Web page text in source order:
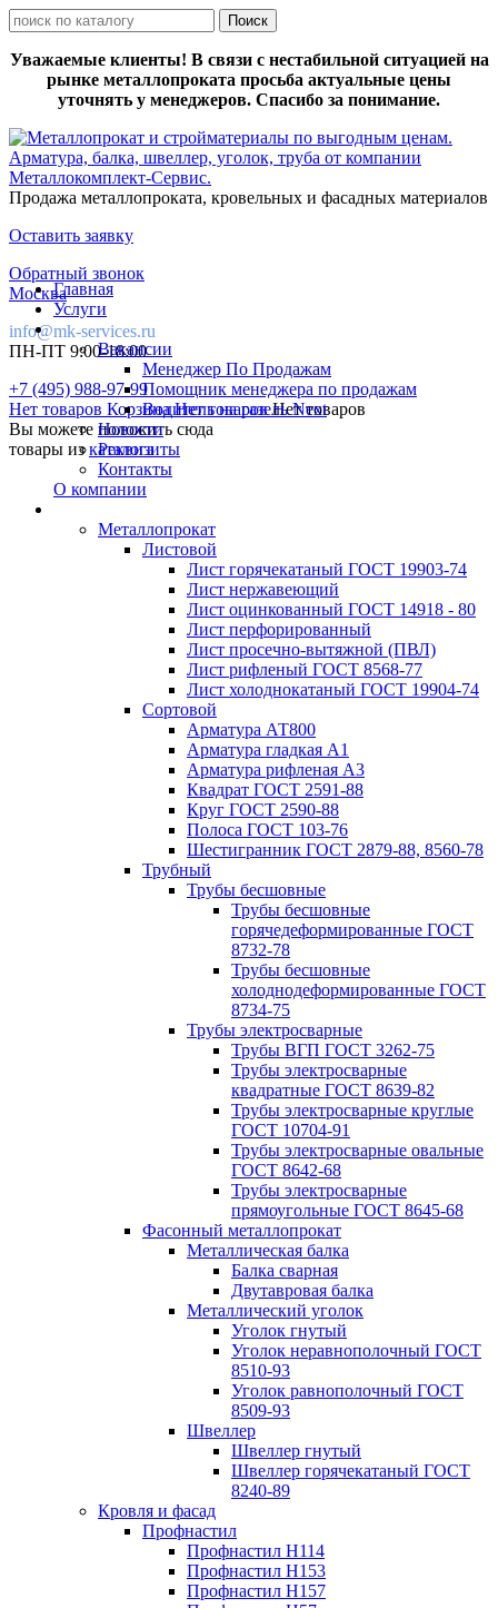
Уважаемые клиенты! В связи с нестабильной ситуацией на
рынке металлопроката просьба актуальные цены
уточнять у менеджеров. Спасибо за понимание.
Продажа металлопроката, кровельных и фасадных материалов
Оставить заявку
Обратный звонок
Москва
info@mk-services.ru
ПН-ПТ 9:00-18:00
+7 (495) 988-97-99
Нет товаров КорзинаНет товаровНет товаров
Вы можете положить сюда
товары изкаталога
Главная
Услуги
Вакансии
Менеджер По Продажам
Помощник менеджера по продажам
Водитель на газель Next
Новости
Реквизиты
Контакты
О компании
Металлопрокат
Листовой
Лист горячекатаный ГОСТ 19903-74
Лист нержавеющий
Лист оцинкованный ГОСТ 14918 - 80
Лист перфорированный
Лист просечно-вытяжной (ПВЛ)
Лист рифленый ГОСТ 8568-77
Лист холоднокатаный ГОСТ 19904-74
Сортовой
Арматура АТ800
Арматура гладкая А1
Арматура рифленая А3
Квадрат ГОСТ 2591-88
Круг ГОСТ 2590-88
Полоса ГОСТ 103-76
Шестигранник ГОСТ 2879-88, 8560-78
Трубный
Трубы бесшовные
Трубы бесшовные
горячедеформированные ГОСТ
8732-78
Трубы бесшовные
холоднодеформированные ГОСТ
8734-75
Трубы электросварные
Трубы ВГП ГОСТ 3262-75
Трубы электросварные
квадратные ГОСТ 8639-82
Трубы электросварные круглые
ГОСТ 10704-91
Трубы электросварные овальные
ГОСТ 8642-68
Трубы электросварные
прямоугольные ГОСТ 8645-68
Фасонный металлопрокат
Металлическая балка
Балка сварная
Двутавровая балка
Металлический уголок
Уголок гнутый
Уголок неравнополочный ГОСТ
8510-93
Уголок равнополочный ГОСТ
8509-93
Швеллер
Швеллер гнутый
Швеллер горячекатаный ГОСТ
8240-89
Кровля и фасад
Профнастил
Профнастил Н114
Профнастил Н153
Профнастил Н157